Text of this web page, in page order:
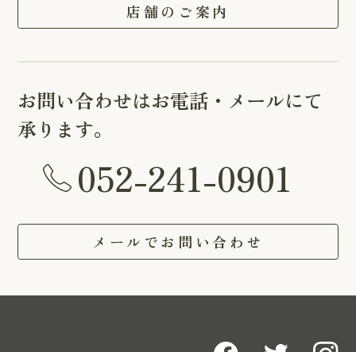
店舗のご案内
お問い合わせはお電話・メールにて
承ります。
052-241-0901
メールでお問い合わせ